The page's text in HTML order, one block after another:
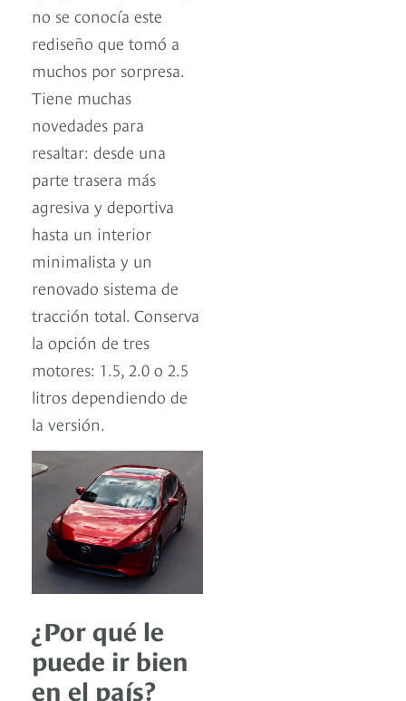
no se conocía este
rediseño que tomó a
muchos por sorpresa.
Tiene muchas
novedades para
resaltar: desde una
parte trasera más
agresiva y deportiva
hasta un interior
minimalista y un
renovado sistema de
tracción total. Conserva
la opción de tres
motores: 1.5, 2.0 o 2.5
litros dependiendo de
la versión.
¿Por qué le
puede ir bien
en el país?